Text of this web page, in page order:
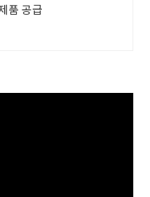
품 공급